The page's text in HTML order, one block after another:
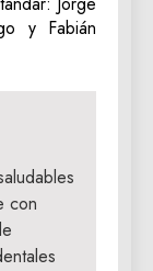
y Fabián
con